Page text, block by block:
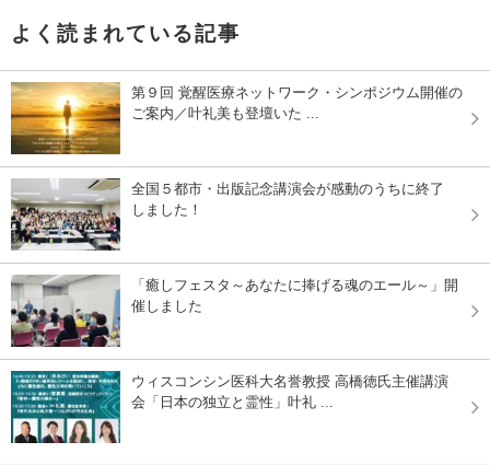
よく読まれている記事
第９回 覚醒医療ネットワーク・シンポジウム開催の
ご案内／叶礼美も登壇いた ...
全国５都市・出版記念講演会が感動のうちに終了
しました！
「癒しフェスタ～あなたに捧げる魂のエール～」開
催しました
ウィスコンシン医科大名誉教授 高橋徳氏主催講演
会「日本の独立と霊性」叶礼 ...